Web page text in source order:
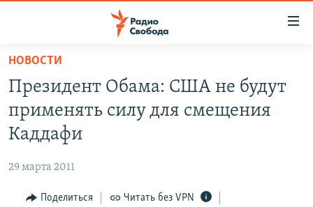
упрощенного
доступа
основному
Вернутся
ПОДКАСТЫ
АВТОРСКИЕ ПРОЕКТЫ
МНЕНИЯ
КУЛЬТУРА
НОВОСТИ
Президент Обама: США не будут
применять силу для смещения
Каддафи
29 марта 2011
Поделиться Читать без VPN